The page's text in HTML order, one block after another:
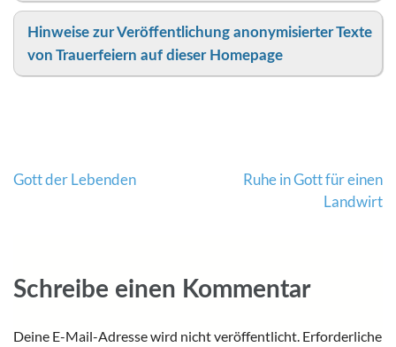
Hinweise zur Veröffentlichung anonymisierter Texte
von Trauerfeiern auf dieser Homepage
Beitragsnavigation
Gott der Lebenden
Ruhe in Gott für einen
Landwirt
Schreibe einen Kommentar
Deine E-Mail-Adresse wird nicht veröffentlicht. Erforderliche